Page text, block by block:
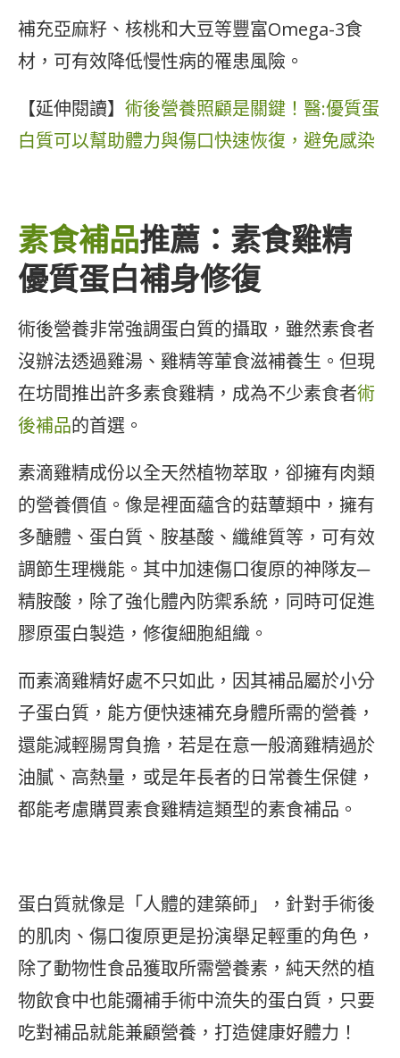
補充亞麻籽、核桃和大豆等豐富Omega-3食
材，可有效降低慢性病的罹患風險。
【延伸閱讀】 術後營養照顧是關鍵！醫:優質蛋
白質可以幫助體力與傷口快速恢復，避免感染
素食補品推薦：素食雞精
優質蛋白補身修復
術後營養非常強調蛋白質的攝取，雖然素食者
沒辦法透過雞湯、雞精等葷食滋補養生。但現
在坊間推出許多素食雞精，成為不少素食者術
後補品的首選。
素滴雞精成份以全天然植物萃取，卻擁有肉類
的營養價值。像是裡面蘊含的菇蕈類中，擁有
多醣體、蛋白質、胺基酸、纖維質等，可有效
調節生理機能。其中加速傷口復原的神隊友─
精胺酸，除了強化體內防禦系統，同時可促進
膠原蛋白製造，修復細胞組織。
而素滴雞精好處不只如此，因其補品屬於小分
子蛋白質，能方便快速補充身體所需的營養，
還能減輕腸胃負擔，若是在意一般滴雞精過於
油膩、高熱量，或是年長者的日常養生保健，
都能考慮購買素食雞精這類型的素食補品。
蛋白質就像是「人體的建築師」，針對手術後
的肌肉、傷口復原更是扮演舉足輕重的角色，
除了動物性食品獲取所需營養素，純天然的植
物飲食中也能彌補手術中流失的蛋白質，只要
吃對補品就能兼顧營養，打造健康好體力！